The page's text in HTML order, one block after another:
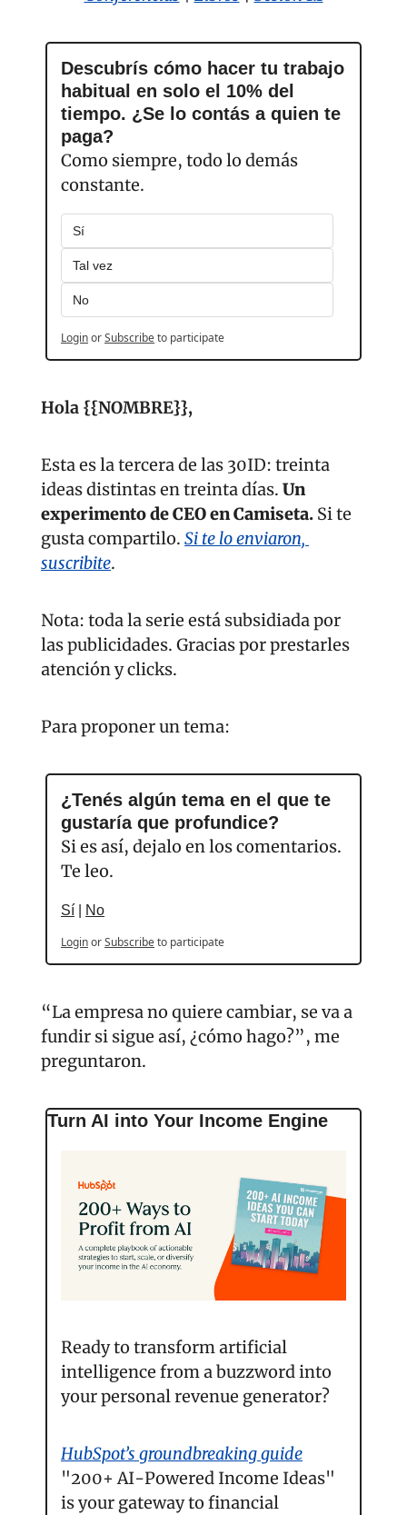
Descubrís cómo hacer tu trabajo
habitual en solo el 10% del
tiempo. ¿Se lo contás a quien te
paga?
Como siempre, todo lo demás
constante.
Sí
Tal vez
No
LoginorSubscribeto participate
Hola {{NOMBRE}},
Esta es la tercera de las 30ID: treinta
ideas distintas en treinta días. Un
experimento de CEO en Camiseta. Si te
gusta compartilo. Si te lo enviaron,
suscribite.
Nota: toda la serie está subsidiada por
las publicidades. Gracias por prestarles
atención y clicks.
Para proponer un tema:
¿Tenés algún tema en el que te
gustaría que profundice?
Si es así, dejalo en los comentarios.
Te leo.
Sí No
LoginorSubscribeto participate
“La empresa no quiere cambiar, se va a
fundir si sigue así, ¿cómo hago?”, me
preguntaron.
Turn AI into Your Income Engine
Ready to transform artificial
intelligence from a buzzword into
your personal revenue generator?
HubSpot’s groundbreaking guide
"200+ AI-Powered Income Ideas"
is your gateway to financial